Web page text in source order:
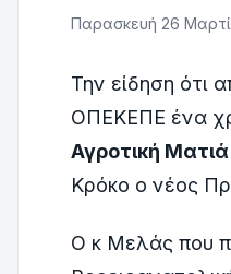
Παρασκευή 26
Την είδηση ότι
ΟΠΕΚΕΠΕ ένα
Αγροτική Ματιά
Κρόκο ο νέος
Ο κ Μελάς που